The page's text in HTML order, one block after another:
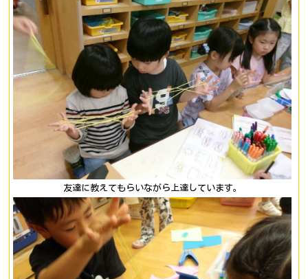
友達に教えてもらいながら上達しています。